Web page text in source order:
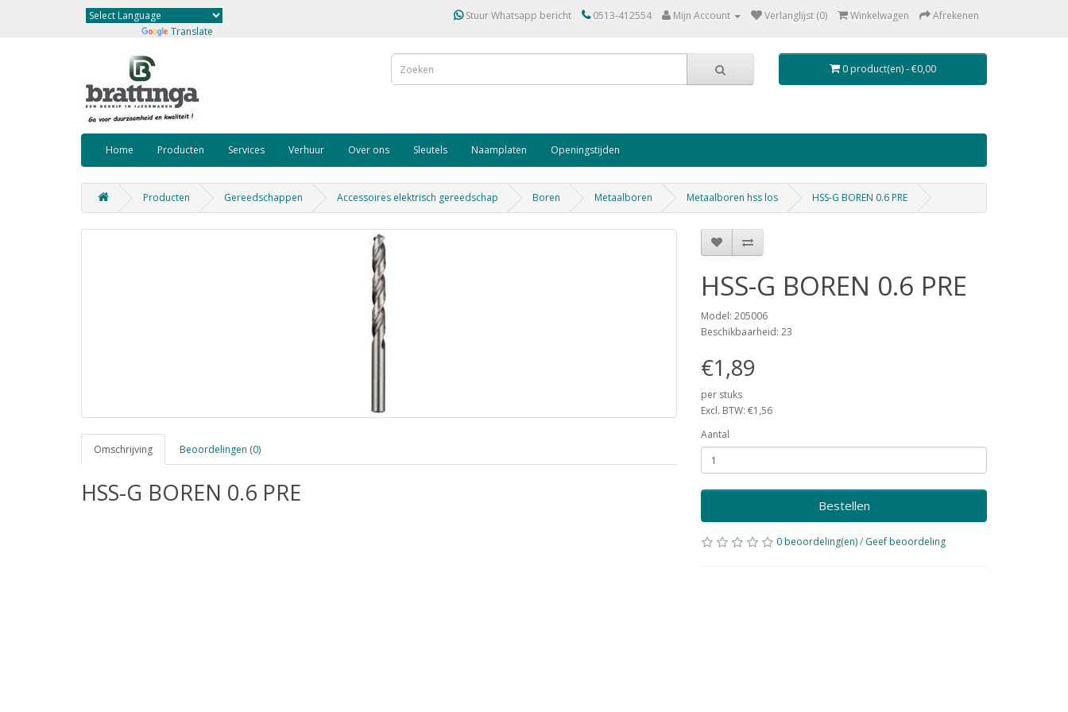
Translate
Stuur Whatsapp bericht 0513-412554 Mijn Account Verlanglijst (0) Winkelwagen Afrekenen
0 product(en) - €0,00
Home Producten Services Verhuur Over ons Sleutels Naamplaten Openingstijden
Producten Gereedschappen Accessoires elektrisch gereedschap Boren Metaalboren Metaalboren hss los HSS-G BOREN 0.6 PRE
Omschrijving Beoordelingen (0)
HSS-G BOREN 0.6 PRE
HSS-G BOREN 0.6 PRE
Model: 205006
Beschikbaarheid: 23
€1,89
per stuks
Excl. BTW: €1,56
Aantal
Bestellen
0 beoordeling(en)/ Geef beoordeling